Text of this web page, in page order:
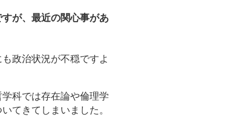
が、最近の関心事があ
政治状況が不穏ですよ
科では存在論や倫理学
てきてしまいました。